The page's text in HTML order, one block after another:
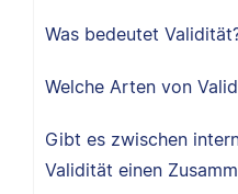
Was bedeutet
Welche Arten von
Gibt es zwischen
Validität einen